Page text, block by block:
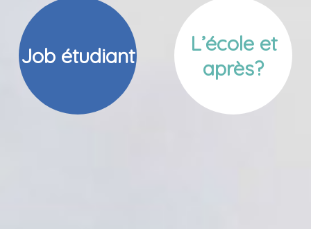
Job étudiant
L’école et
après?